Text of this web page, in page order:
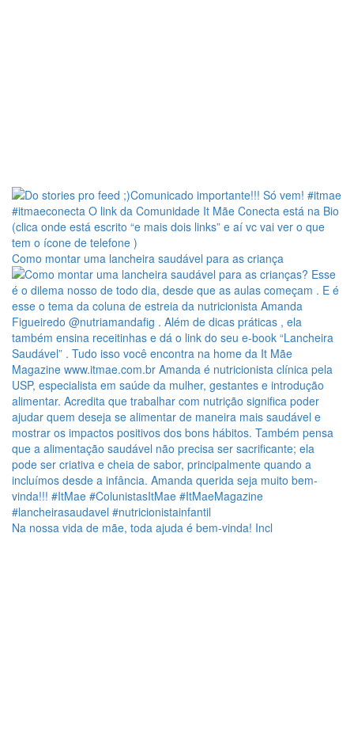
Como montar uma lancheira saudável para as criança
Na nossa vida de mãe, toda ajuda é bem-vinda! Incl